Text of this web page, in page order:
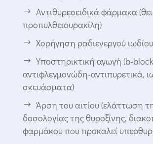
Αντιθυρεοειδικά φάρμακα
προπυλθειουρακίλη)
Χορήγηση ραδιενεργού ιωδίου
Υποστηρικτική αγωγή (b-
αντιφλεγμονώδη-αντιπυρετικά,
σκευάσματα)
Άρση του αιτίου (ελάττωση
δοσολογίας της θυροξίνης,
φαρμάκου που προκαλεί